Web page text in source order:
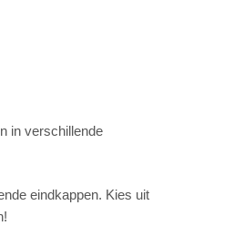
in verschillende
eindkappen. Kies uit